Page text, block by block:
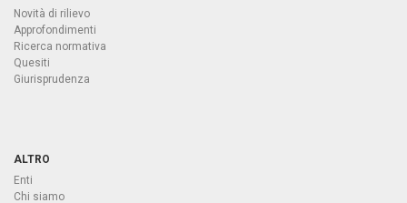
Novità di rilievo
Approfondimenti
Ricerca normativa
Quesiti
Giurisprudenza
ALTRO
Enti
Chi siamo